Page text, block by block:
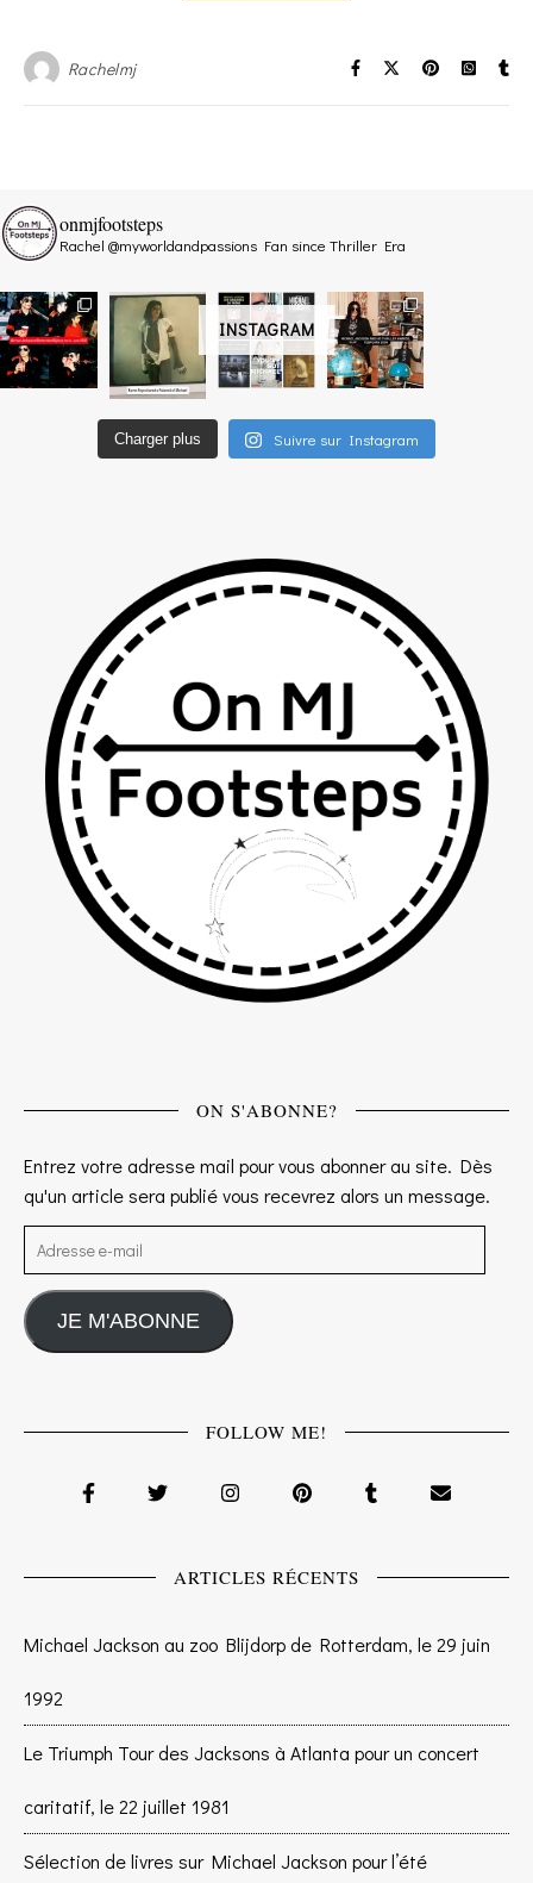
Rachelmj
INSTAGRAM
onmjfootsteps
Rachel @myworldandpassions Fan since Thriller Era
Charger plus Suivre sur Instagram
ON S'ABONNE?
Entrez votre adresse mail pour vous abonner au site. Dès
qu'un article sera publié vous recevrez alors un message.
Adresse e-mail
JE M'ABONNE
FOLLOW ME!
ARTICLES RÉCENTS
Michael Jackson au zoo Blijdorp de Rotterdam, le 29 juin
1992
Le Triumph Tour des Jacksons à Atlanta pour un concert
caritatif, le 22 juillet 1981
Sélection de livres sur Michael Jackson pour l’été